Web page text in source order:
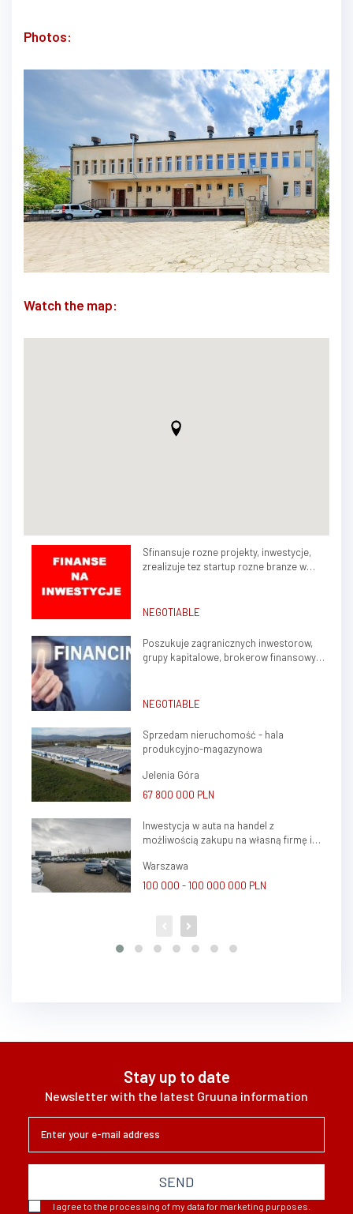
Photos:
Watch the map:
Sfinansuje rozne projekty, inwestycje,
zrealizuje tez startup rozne branze w
NEGOTIABLE
Poszukuje zagranicznych inwestorow,
grupy kapitalowe, brokerow finansowych
NEGOTIABLE
Sprzedam nieruchomość - hala
produkcyjno-magazynowa
Jelenia Góra
67 800 000 PLN
Inwestycja w auta na handel z
możliwością zakupu na własną firmę i
Warszawa
100 000 - 100 000 000 PLN
Stay up to date
Newsletter with the latest Gruuna information
SEND
I agree to the processing of my data for marketing purposes.